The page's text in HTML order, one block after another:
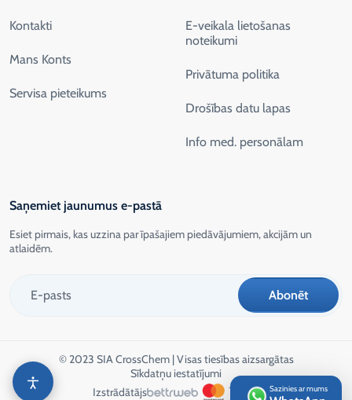
Kontakti
Mans Konts
Servisa pieteikums
E-veikala lietošanas
noteikumi
Privātuma politika
Drošības datu lapas
Info med. personālam
Saņemiet jaunumus e-pastā
Esiet pirmais, kas uzzina par īpašajiem piedāvājumiem, akcijām un
atlaidēm.
© 2023 SIA CrossChem | Visas tiesības aizsargātas
Sīkdatņu iestatījumi
Izstrādātājs
Sazinies ar mums